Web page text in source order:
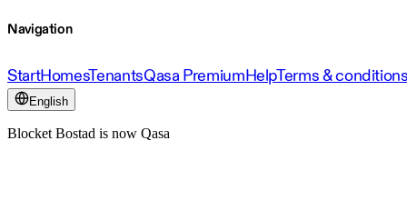
Navigation
StartHomesTenantsQasa PremiumHelpTerms &
English
Blocket Bostad is now Qasa